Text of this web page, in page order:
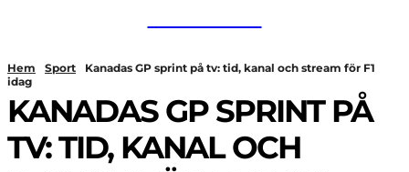
Hem Sport
Kanadas GP sprint på tv: tid, kanal och stream för F1
idag
KANADAS GP SPRINT PÅ
TV: TID, KANAL OCH